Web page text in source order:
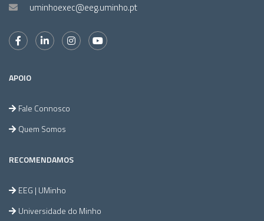
uminhoexec@eeg.uminho.pt
APOIO
Fale Connosco
Quem Somos
RECOMENDAMOS
EEG | UMinho
Universidade do Minho